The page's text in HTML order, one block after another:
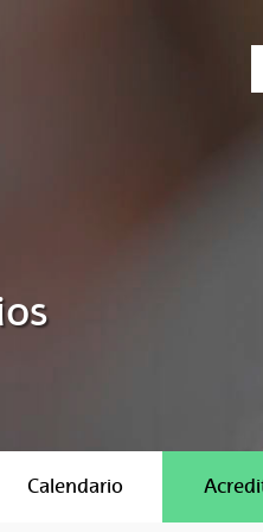
Calendario